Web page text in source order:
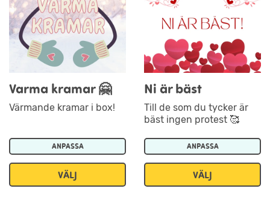
Varma kramar 🤗
Värmande kramar i box!
ANPASSA
VÄLJ
Ni är bäst
Till de som du tycker är
bäst ingen protest 🥰
ANPASSA
VÄLJ